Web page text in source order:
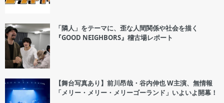
「隣人」をテーマに、歪な人間関係や社会を描く
『GOOD NEIGHBORS』稽古場レポート
【舞台写真あり】前川昂哉・谷内伸也 W主演、無情報
「メリー・メリー・メリーゴーランド」いよいよ開幕！